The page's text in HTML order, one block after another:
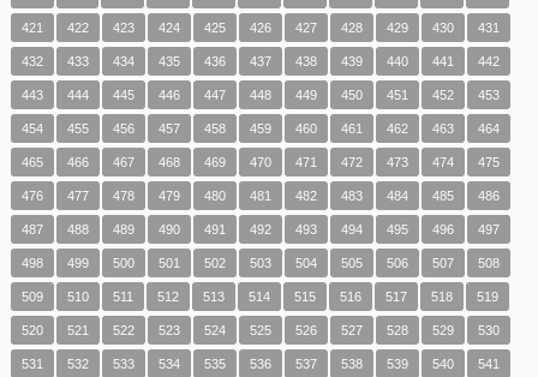
421 422 423 424 425 426 427 428 429 430 431
432 433 434 435 436 437 438 439 440 441 442
443 444 445 446 447 448 449 450 451 452 453
454 455 456 457 458 459 460 461 462 463 464
465 466 467 468 469 470 471 472 473 474 475
476 477 478 479 480 481 482 483 484 485 486
487 488 489 490 491 492 493 494 495 496 497
498 499 500 501 502 503 504 505 506 507 508
509 510 511 512 513 514 515 516 517 518 519
520 521 522 523 524 525 526 527 528 529 530
531 532 533 534 535 536 537 538 539 540 541